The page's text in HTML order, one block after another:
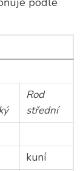
Rod
střední
kuní